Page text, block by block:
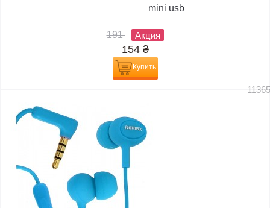
mini usb
191 Акция
154 ₴
Купить